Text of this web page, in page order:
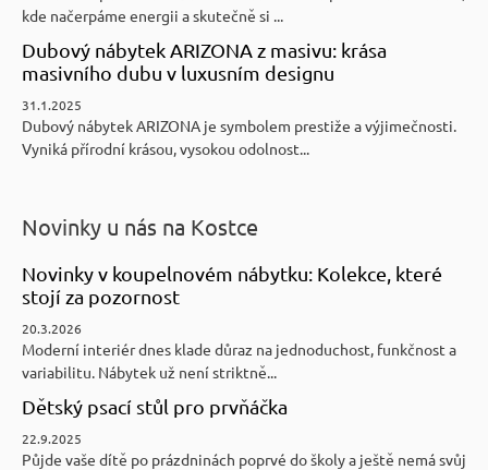
kde načerpáme energii a skutečně si ...
Dubový nábytek ARIZONA z masivu: krása
masivního dubu v luxusním designu
31.1.2025
Dubový nábytek ARIZONA je symbolem prestiže a výjimečnosti.
Vyniká přírodní krásou, vysokou odolnost...
Novinky u nás na Kostce
Novinky v koupelnovém nábytku: Kolekce, které
stojí za pozornost
20.3.2026
Moderní interiér dnes klade důraz na jednoduchost, funkčnost a
variabilitu. Nábytek už není striktně...
Dětský psací stůl pro prvňáčka
22.9.2025
Půjde vaše dítě po prázdninách poprvé do školy a ještě nemá svůj